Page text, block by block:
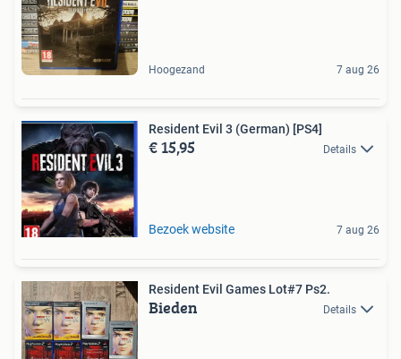
Hoogezand 7 aug 26
Resident Evil 3 (German) [PS4]
€ 15,95 Details
Bezoek website 7 aug 26
Resident Evil Games Lot#7 Ps2.
Bieden Details